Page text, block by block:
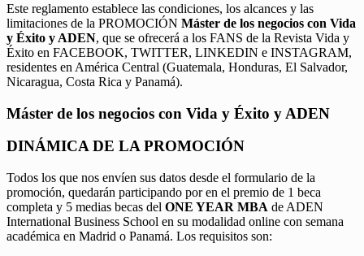
Este reglamento establece las condiciones, los alcances y las
limitaciones de la PROMOCIÓN Máster de los negocios con Vida
y Éxito y ADEN, que se ofrecerá a los FANS de la Revista Vida y
Éxito en FACEBOOK, TWITTER, LINKEDIN e INSTAGRAM,
residentes en América Central (Guatemala, Honduras, El Salvador,
Nicaragua, Costa Rica y Panamá).
Máster de los negocios con Vida y Éxito y ADEN
DINÁMICA DE LA PROMOCIÓN
Todos los que nos envíen sus datos desde el formulario de la
promoción, quedarán participando por en el premio de 1 beca
completa y 5 medias becas del ONE YEAR MBA de ADEN
International Business School en su modalidad online con semana
académica en Madrid o Panamá. Los requisitos son: